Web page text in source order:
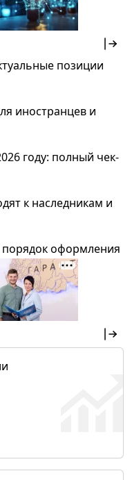
позиции
иностранцев и
году: полный чек-
к наследникам и
порядок оформления